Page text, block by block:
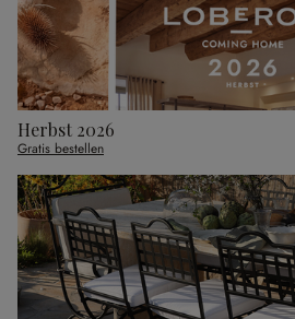
Herbst 2026
Gratis bestellen